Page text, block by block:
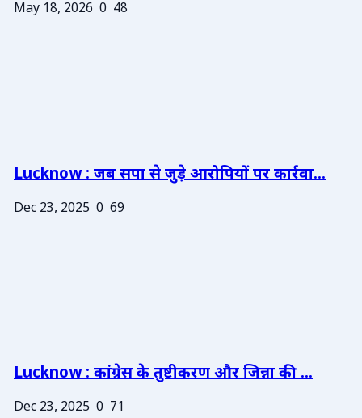
May 18, 2026 0 48
Lucknow : जब सपा से जुड़े आरोपियों पर कार्रवा...
Dec 23, 2025 0 69
Lucknow : कांग्रेस के तुष्टीकरण और जिन्ना की ...
Dec 23, 2025 0 71